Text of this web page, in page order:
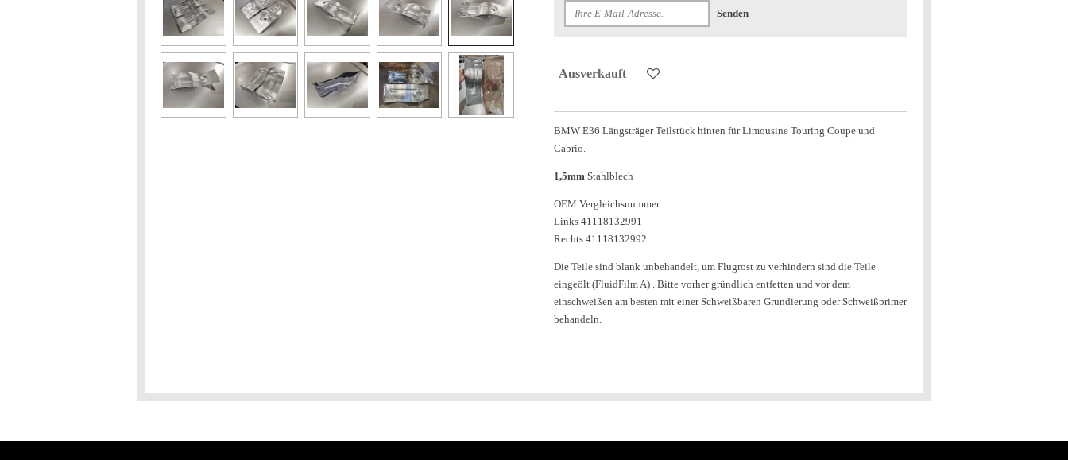
Senden
Ausverkauft
BMW E36 Längsträger Teilstück hinten für Limousine Touring Coupe und
Cabrio.
1,5mm Stahlblech
OEM Vergleichsnummer:
Links 41118132991
Rechts 41118132992
Die Teile sind blank unbehandelt, um Flugrost zu verhindern sind die Teile
eingeölt (FluidFilm A) . Bitte vorher gründlich entfetten und vor dem
einschweißen am besten mit einer Schweißbaren Grundierung oder Schweißprimer
behandeln.